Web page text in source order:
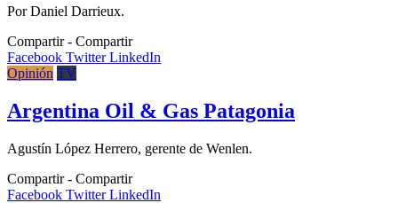
Por Daniel Darrieux.
Compartir
Facebook TwitterLinkedIn
Opinión TV
Argentina Oil & Gas Patagonia
Agustín López Herrero, gerente de Wenlen.
Compartir
Facebook TwitterLinkedIn